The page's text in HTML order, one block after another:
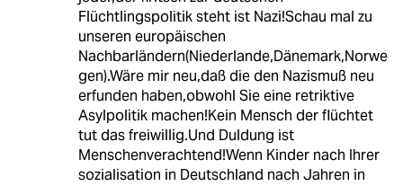
Flüchtlingspolitik steht ist Nazi!Schau mal zu
unseren europäischen
Nachbarländern(Niederlande,Dänemark,Norwe
gen).Wäre mir neu,daß die den Nazismuß neu
erfunden haben,obwohl Sie eine retriktive
Asylpolitik machen!Kein Mensch der flüchtet
tut das freiwillig.Und Duldung ist
Menschenverachtend!Wenn Kinder nach Ihrer
sozialisation in Deutschland nach Jahren in